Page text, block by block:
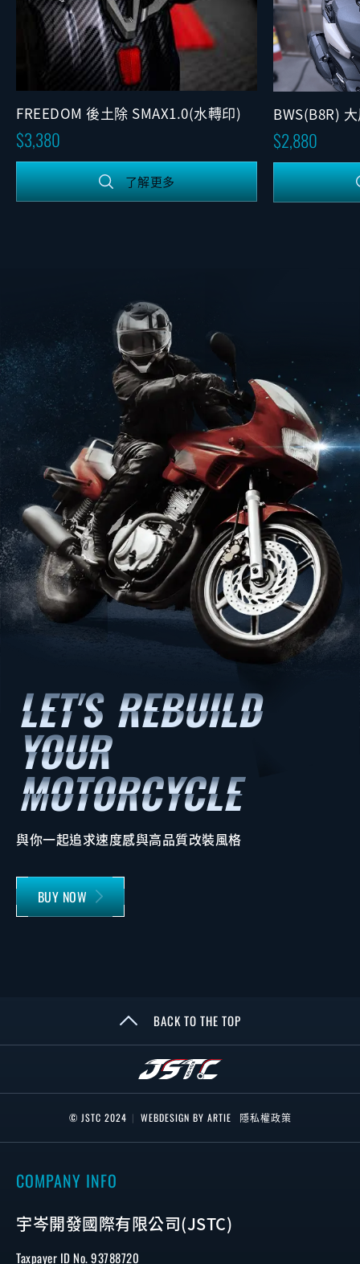
FREEDOM 後土除 SMAX1.0(水轉印)
3,380
了解更多
BWS(B8R)
2,880
與你一起追求速度感與高品質改裝風格
BUY NOW
BACK TO THE TOP
© JSTC 2024 | WEBDESIGN BY ARTIE 隱私權政策
COMPANY INFO
宇岑開發國際有限公司(JSTC)
Taxpayer ID No. 93788720